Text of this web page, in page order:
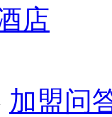
店
加盟问